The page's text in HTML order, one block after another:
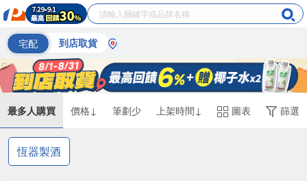
宅配 到店取貨
最多人購買 價格↓ 筆劃少 上架時間↓ 圖表 篩選
恆器製酒